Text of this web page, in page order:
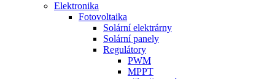
Elektronika
Fotovoltaika
Solární elektrárny
Solární panely
Regulátory
PWM
MPPT